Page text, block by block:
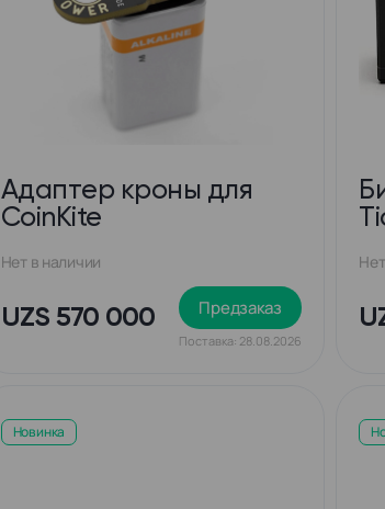
Адаптер кроны для
CoinKite
Нет в наличии
UZS 570 000 Предзаказ
Поставка: 28.08.2026
Новинка